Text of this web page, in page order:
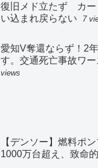
復旧メド立たず カー
い込まれ戻らない
7
愛知V奪還ならず！2
す。交通死亡事故ワー
views
【デンソー】燃料ポ
1000万台超え、致命的